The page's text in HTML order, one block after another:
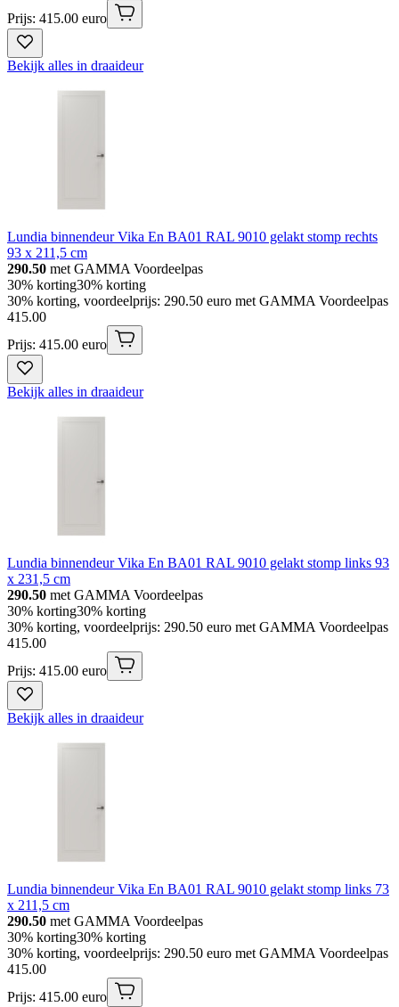
Prijs: 415.00 euro
Bekijk alles in draaideur
Lundia binnendeur Vika En BA01 RAL 9010 gelakt stomp rechts
93 x 211,5 cm
290.50 met GAMMA Voordeelpas
30% korting30% korting
30% korting, voordeelprijs: 290.50 euro met GAMMA Voordeelpas
415.00
Prijs: 415.00 euro
Bekijk alles in draaideur
Lundia binnendeur Vika En BA01 RAL 9010 gelakt stomp links 93
x 231,5 cm
290.50 met GAMMA Voordeelpas
30% korting30% korting
30% korting, voordeelprijs: 290.50 euro met GAMMA Voordeelpas
415.00
Prijs: 415.00 euro
Bekijk alles in draaideur
Lundia binnendeur Vika En BA01 RAL 9010 gelakt stomp links 73
x 211,5 cm
290.50 met GAMMA Voordeelpas
30% korting30% korting
30% korting, voordeelprijs: 290.50 euro met GAMMA Voordeelpas
415.00
Prijs: 415.00 euro